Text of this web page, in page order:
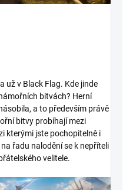
už v Black Flag. Kde jinde
bitvách? Herní
a to především právě
bitvy probíhají mezi
kterými jste pochopitelně i
řadu nalodění se k nepříteli
velitele.